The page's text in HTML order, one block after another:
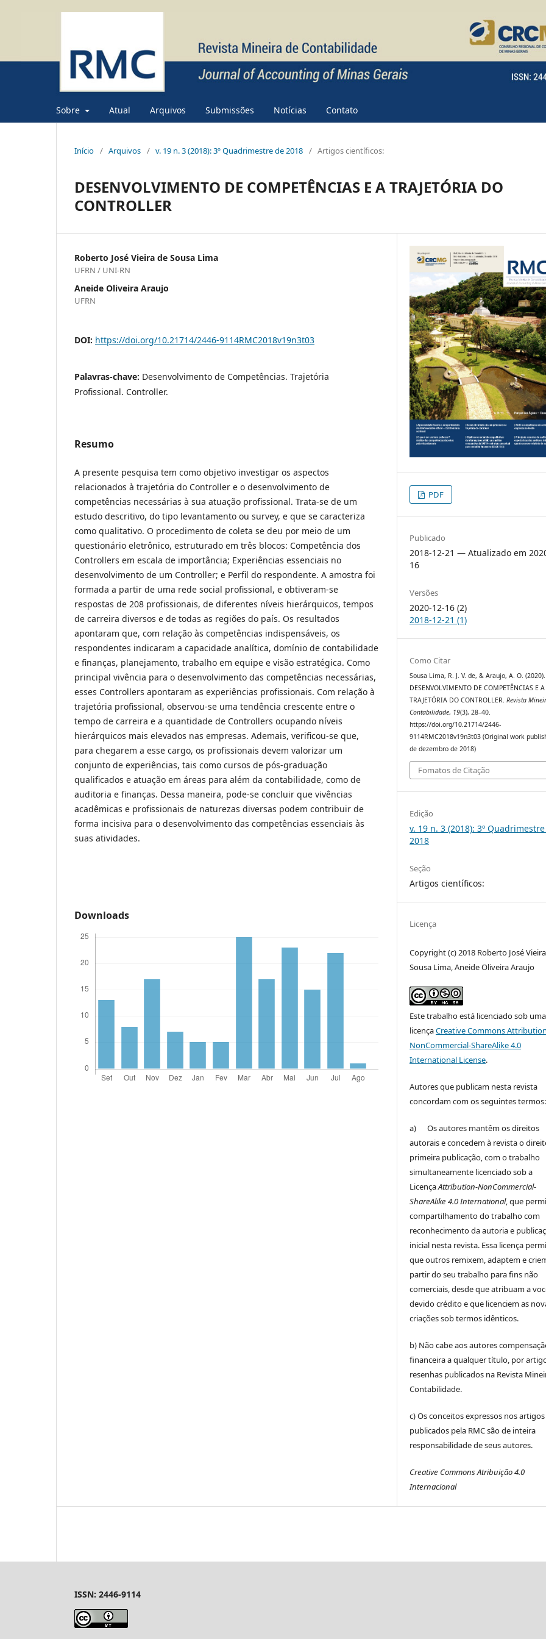
Sobre Atual Arquivos Submissões Notícias Contato
Início / Arquivos / v. 19 n. 3 (2018): 3º Quadrimestre de 2018 / Artigos científicos:
DESENVOLVIMENTO DE COMPETÊNCIAS E A TRAJETÓRIA DO
CONTROLLER
Roberto José Vieira de Sousa Lima
UFRN / UNI-RN
Aneide Oliveira Araujo
UFRN
DOI: https://doi.org/10.21714/2446-9114RMC2018v19n3t03
Palavras-chave: Desenvolvimento de Competências. Trajetória
Profissional. Controller.
Resumo
A presente pesquisa tem como objetivo investigar os aspectos
relacionados à trajetória do Controller e o desenvolvimento de
competências necessárias à sua atuação profissional. Trata-se de um
estudo descritivo, do tipo levantamento ou survey, e que se caracteriza
como qualitativo. O procedimento de coleta se deu por meio de um
questionário eletrônico, estruturado em três blocos: Competência dos
Controllers em escala de importância; Experiências essenciais no
desenvolvimento de um Controller; e Perfil do respondente. A amostra foi
formada a partir de uma rede social profissional, e obtiveram-se
respostas de 208 profissionais, de diferentes níveis hierárquicos, tempos
de carreira diversos e de todas as regiões do país. Os resultados
apontaram que, com relação às competências indispensáveis, os
respondentes indicaram a capacidade analítica, domínio de contabilidade
e finanças, planejamento, trabalho em equipe e visão estratégica. Como
principal vivência para o desenvolvimento das competências necessárias,
esses Controllers apontaram as experiências profissionais. Com relação à
trajetória profissional, observou-se uma tendência crescente entre o
tempo de carreira e a quantidade de Controllers ocupando níveis
hierárquicos mais elevados nas empresas. Ademais, verificou-se que,
para chegarem a esse cargo, os profissionais devem valorizar um
conjunto de experiências, tais como cursos de pós-graduação
qualificados e atuação em áreas para além da contabilidade, como de
auditoria e finanças. Dessa maneira, pode-se concluir que vivências
acadêmicas e profissionais de naturezas diversas podem contribuir de
forma incisiva para o desenvolvimento das competências essenciais às
suas atividades.
Downloads
PDF
Publicado
2018-12-21 — Atualizado em
16
Versões
2020-12-16 (2)
2018-12-21 (1)
Como Citar
Sousa Lima, R. J. V. de, & Araujo, A. O. (2020).
DESENVOLVIMENTO DE COMPETÊNCIAS E A
TRAJETÓRIA DO CONTROLLER.Revista
Contabilidade, 19(3), 28–40.
https://doi.org/10.21714/2446-
9114RMC2018v19n3t03 (Original work
de dezembro de 2018)
Fomatos de Citação
Edição
v. 19 n. 3 (2018): 3º
2018
Seção
Artigos científicos:
Licença
Copyright (c) 2018 Roberto José
Sousa Lima, Aneide Oliveira Araujo
Este trabalho está licenciado sob uma
licençaCreative Commons
NonCommercial-ShareAlike 4.0
International License.
Autores que publicam nesta revista
concordam com os seguintes termos:
a) Os autores mantêm os direitos
autorais e concedem à revista o
primeira publicação, com o trabalho
simultaneamente licenciado sob a
LicençaAttribution-NonCommercial-
ShareAlike 4.0 International, que
compartilhamento do trabalho com
reconhecimento da autoria e
inicial nesta revista. Essa licença
que outros remixem, adaptem e
partir do seu trabalho para fins não
comerciais, desde que atribuam a
devido crédito e que licenciem as
criações sob termos idênticos.
b) Não cabe aos autores
financeira a qualquer título, por
resenhas publicados na Revista
Contabilidade.
c) Os conceitos expressos nos artigos
publicados pela RMC são de inteira
responsabilidade de seus autores.
Creative Commons Atribuição 4.0
Internacional
ISSN: 2446-9114